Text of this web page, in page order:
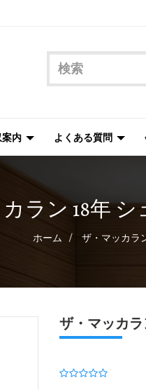
案内 よくある質問
ラン 18年
ホーム ザ・マッカラ
ザ・マッカ